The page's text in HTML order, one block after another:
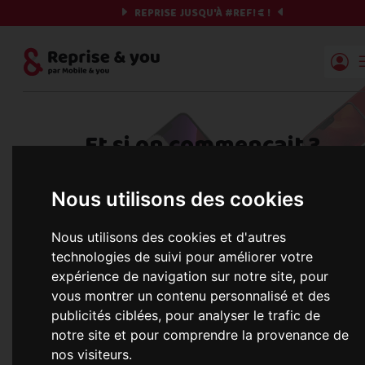
Nous utilisons des cookies
Nous utilisons des cookies et d'autres
technologies de suivi pour améliorer votre
expérience de navigation sur notre site, pour
vous montrer un contenu personnalisé et des
publicités ciblées, pour analyser le trafic de
notre site et pour comprendre la provenance de
nos visiteurs.
REPRISE JUSQU'À #REF!€ !
Reprise | Mobile & you
Et si on commençait ?
c'est parti !
Nous récupérons les meilleures
Une erreur est survenue :